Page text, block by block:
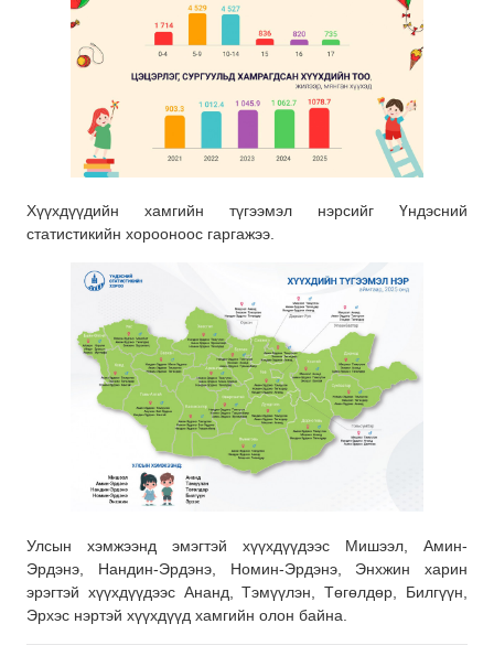
Хүүхдүүдийн хамгийн түгээмэл нэрсийг Үндэсний
статистикийн хорооноос гаргажээ.
Улсын хэмжээнд эмэгтэй хүүхдүүдээс Мишээл, Амин-
Эрдэнэ, Нандин-Эрдэнэ, Номин-Эрдэнэ, Энхжин харин
эрэгтэй хүүхдүүдээс Ананд, Тэмүүлэн, Төгөлдөр, Билгүүн,
Эрхэс нэртэй хүүхдүүд хамгийн олон байна.